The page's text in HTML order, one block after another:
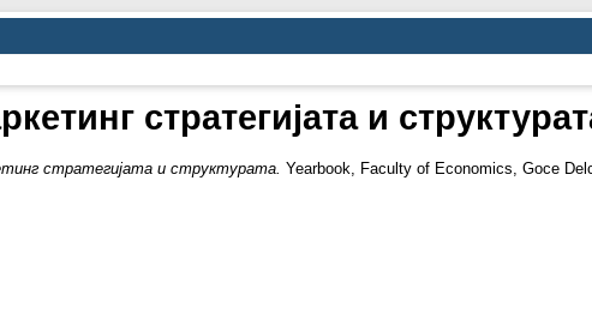
стратегијата и
стратегијата и структурата. Yearbook, Faculty of Economics, Goce